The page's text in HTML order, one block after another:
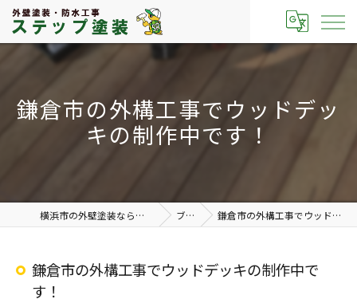
鎌倉市の外構工事でウッドデッ
キの制作中です！
横浜市の外壁塗装なら有限会社ステップ塗装 ブログ 鎌倉市の外構工事でウッドデッキの制作中です！
鎌倉市の外構工事でウッドデッキの制作中で
す！